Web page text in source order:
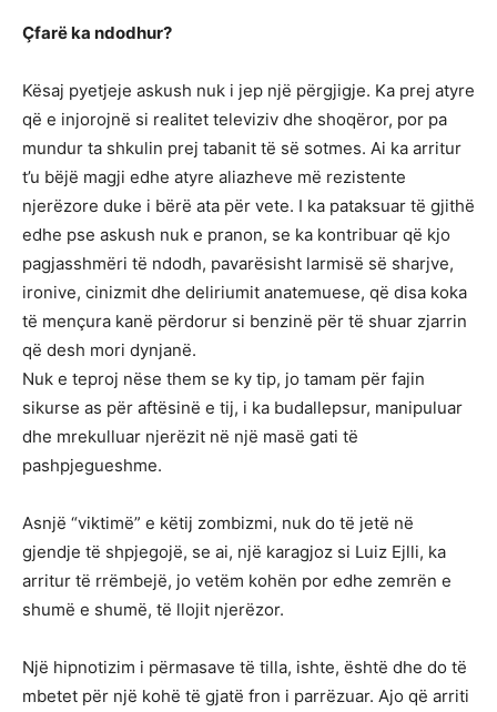
Çfarë ka ndodhur?
Kësaj pyetjeje askush nuk i jep një përgjigje. Ka prej atyre
që e injorojnë si realitet televiziv dhe shoqëror, por pa
mundur ta shkulin prej tabanit të së sotmes. Ai ka arritur
t’u bëjë magji edhe atyre aliazheve më rezistente
njerëzore duke i bërë ata për vete. I ka pataksuar të gjithë
edhe pse askush nuk e pranon, se ka kontribuar që kjo
pagjasshmëri të ndodh, pavarësisht larmisë së sharjve,
ironive, cinizmit dhe deliriumit anatemuese, që disa koka
të mençura kanë përdorur si benzinë për të shuar zjarrin
që desh mori dynjanë.
Nuk e teproj nëse them se ky tip, jo tamam për fajin
sikurse as për aftësinë e tij, i ka budallepsur, manipuluar
dhe mrekulluar njerëzit në një masë gati të
pashpjegueshme.
Asnjë “viktimë” e këtij zombizmi, nuk do të jetë në
gjendje të shpjegojë, se ai, një karagjoz si Luiz Ejlli, ka
arritur të rrëmbejë, jo vetëm kohën por edhe zemrën e
shumë e shumë, të llojit njerëzor.
Një hipnotizim i përmasave të tilla, ishte, është dhe do të
mbetet për një kohë të gjatë fron i parrëzuar. Ajo që arriti